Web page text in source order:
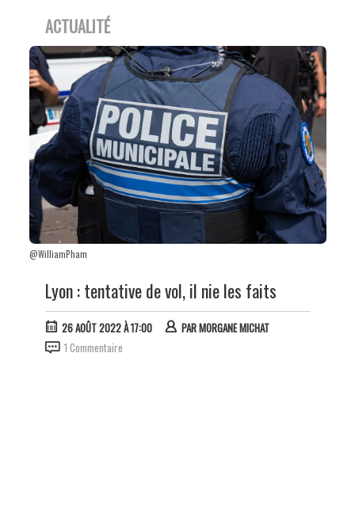
ACTUALITÉ
@WilliamPham
Lyon : tentative de vol, il nie les faits
26 AOÛT 2022 À 17:00 PARMORGANE MICHAT
1 Commentaire